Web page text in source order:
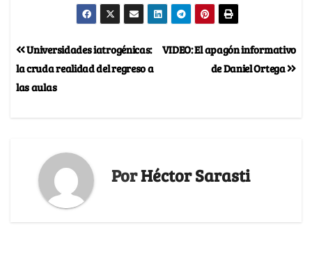
VIDEO: El apagón informativo
de Daniel Ortega
Universidades iatrogénicas:
la cruda realidad del regreso a
las aulas
PorHéctor Sarasti